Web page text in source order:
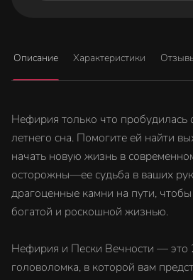
Описание Характеристики
Нефирия только что пробудилась
летнего сна. Помогите ей найти
начать новую жизнь в
осторожны—ее судьба в ваших
драгоценные камни на пути,
богатой и роскошной жизнью.
Нефирия и Пески Вечности — это
головоломка, в которой вам